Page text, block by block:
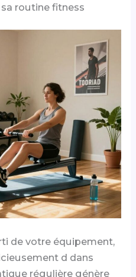
routine fitness
de votre équipement,
d dans
régulière génère